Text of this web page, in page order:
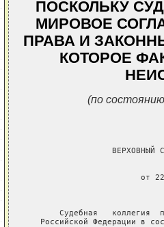
ПОСКОЛЬКУ
МИРОВОЕ
ПРАВА И
КОТОРОЕ
(по
ВЕРХОВНЫЙ
от
Судебная   коллегия
Российской Федерации в